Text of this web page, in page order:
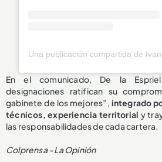
En el comunicado, De la
designaciones ratifican su
gabinete de los mejores”, integrado
técnicos, experiencia territorial y
las responsabilidades de cada cartera.
Colprensa - La Opinión